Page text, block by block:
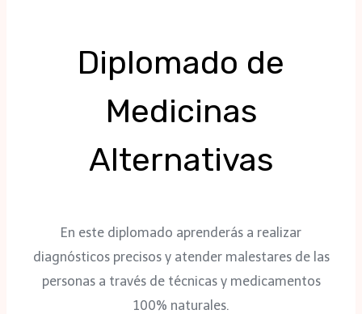
Diplomado de
Medicinas
Alternativas
En este diplomado aprenderás a realizar
diagnósticos precisos y atender malestares de las
personas a través de técnicas y medicamentos
100% naturales.